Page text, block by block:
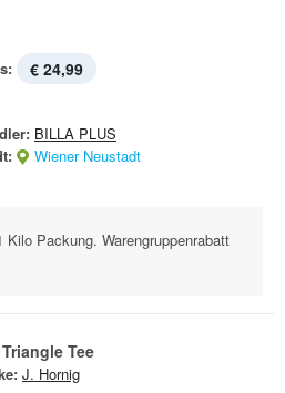
€ 24,99
BILLA PLUS
Wiener Neustadt
Kilo Packung. Warengruppenrabatt
Tee
J. Hornig